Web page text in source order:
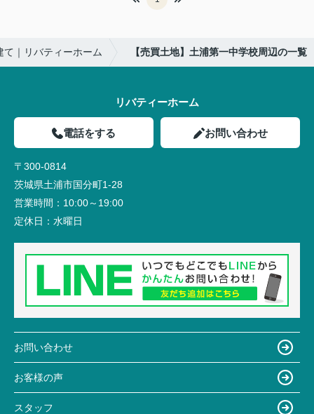
｜リバティーホーム 【売買土地】土浦第一中学校周辺の一覧
リバティーホーム
電話をする お問い合わせ
〒300-0814
茨城県土浦市国分町1-28
営業時間： 10:00～19:00
定休日： 水曜日
お問い合わせ
お客様の声
スタッフ